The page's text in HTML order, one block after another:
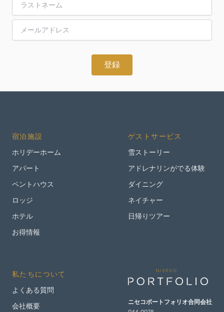
宿泊施設
ホリデーホーム
アパート
ペントハウス
ロッジ
ホテル
お得情報
ゲストサービス
雪ストーリー
アドレナリンがでる体験
ダイニング
ネイチャー
日帰りツアー
私たちについて
よくある質問
会社概要
ニセコポートフォリオ合同会社